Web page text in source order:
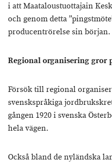
i att Maataloustuottajain
och genom detta
producentrörelse sin början.
Regional organisering gror
Försök till regional
svenskspråkiga
gången 1920 i svenska
hela vägen.
Också bland de nyländska